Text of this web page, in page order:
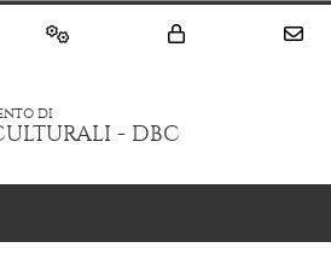
DI
- DBC